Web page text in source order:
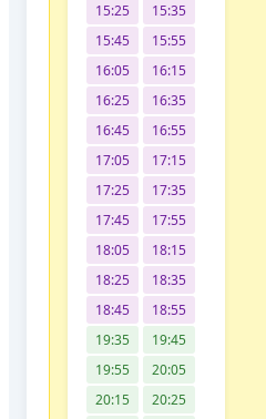
15:25
15:35
15:45
15:55
16:05
16:15
16:25
16:35
16:45
16:55
17:05
17:15
17:25
17:35
17:45
17:55
18:05
18:15
18:25
18:35
18:45
18:55
19:35
19:45
19:55
20:05
20:15
20:25